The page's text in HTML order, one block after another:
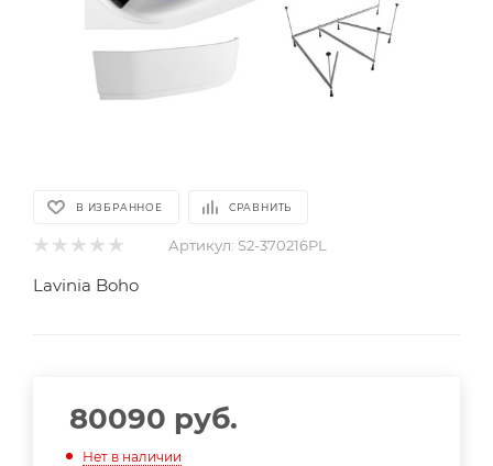
В ИЗБРАННОЕ СРАВНИТЬ
Артикул: S2-370216PL
Lavinia Boho
80090 руб.
Нет в наличии